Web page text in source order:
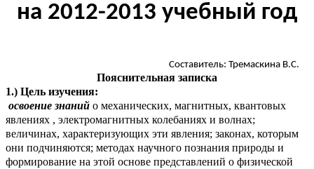
на 2012-2013 учебный год
Составитель: Тремаскина В.С.
Пояснительная записка
1.) Цель изучения:
освоение знаний о механических, магнитных, квантовых
явлениях , электромагнитных колебаниях и волнах;
величинах, характеризующих эти явления; законах, которым
они подчиняются; методах научного познания природы и
формирование на этой основе представлений о физической